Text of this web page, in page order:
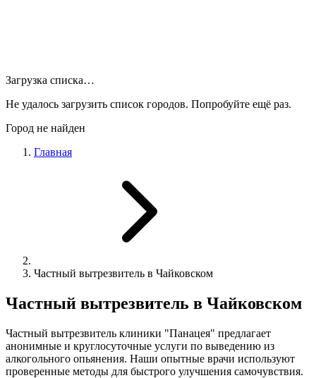
Загрузка списка…
Не удалось загрузить список городов. Попробуйте ещё раз.
Город не найден
Главная
Частный вытрезвитель в Чайковском
Частный вытрезвитель в Чайковском
Частный вытрезвитель клиники "Панацея" предлагает
анонимные и круглосуточные услуги по выведению из
алкогольного опьянения. Наши опытные врачи используют
проверенные методы для быстрого улучшения самочувствия.